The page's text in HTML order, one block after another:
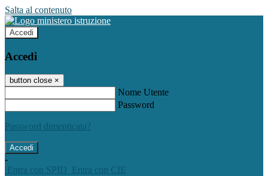
Salta al contenuto
Accedi
Accedi
button close ×
Nome Utente
Password
Password dimenticata?
-
Entra con SPID
Entra con CIE